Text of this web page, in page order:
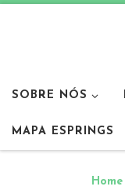
SOBRE NÓS
MAPA ESPRINGS
Home